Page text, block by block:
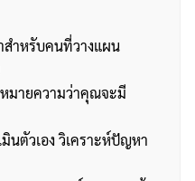
สำหรับคนที่วางแผน
มายความว่าคุณจะมี
นตัวเอง วิเคราะห์ปัญหา